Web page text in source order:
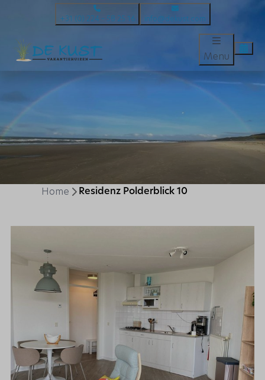
+31 (0) 224 – 58 25 16 info@dekust.com
Menu
Home Residenz Polderblick 10